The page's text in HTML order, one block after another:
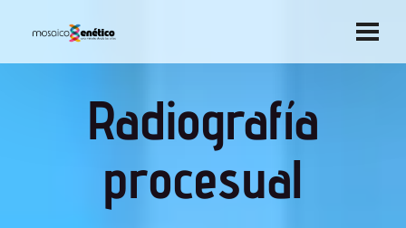
Radiografía
procesual